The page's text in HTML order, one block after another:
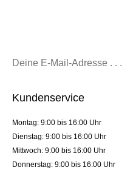
Kundenservice
Montag: 9:00 bis 16:00 Uhr
Dienstag: 9:00 bis 16:00 Uhr
Mittwoch: 9:00 bis 16:00 Uhr
Donnerstag: 9:00 bis 16:00 Uhr